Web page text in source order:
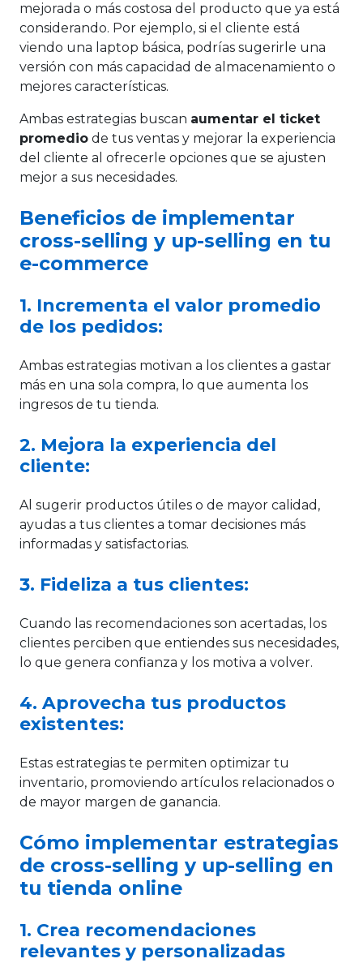
mejorada o más costosa del producto que ya está
considerando. Por ejemplo, si el cliente está
viendo una laptop básica, podrías sugerirle una
versión con más capacidad de almacenamiento o
mejores características.
Ambas estrategias buscan aumentar el ticket
promedio de tus ventas y mejorar la experiencia
del cliente al ofrecerle opciones que se ajusten
mejor a sus necesidades.
Beneficios de implementar
cross-selling y up-selling en tu
e-commerce
1. Incrementa el valor promedio
de los pedidos:
Ambas estrategias motivan a los clientes a gastar
más en una sola compra, lo que aumenta los
ingresos de tu tienda.
2. Mejora la experiencia del
cliente:
Al sugerir productos útiles o de mayor calidad,
ayudas a tus clientes a tomar decisiones más
informadas y satisfactorias.
3. Fideliza a tus clientes:
Cuando las recomendaciones son acertadas, los
clientes perciben que entiendes sus necesidades,
lo que genera confianza y los motiva a volver.
4. Aprovecha tus productos
existentes:
Estas estrategias te permiten optimizar tu
inventario, promoviendo artículos relacionados o
de mayor margen de ganancia.
Cómo implementar estrategias
de cross-selling y up-selling en
tu tienda online
1. Crea recomendaciones
relevantes y personalizadas